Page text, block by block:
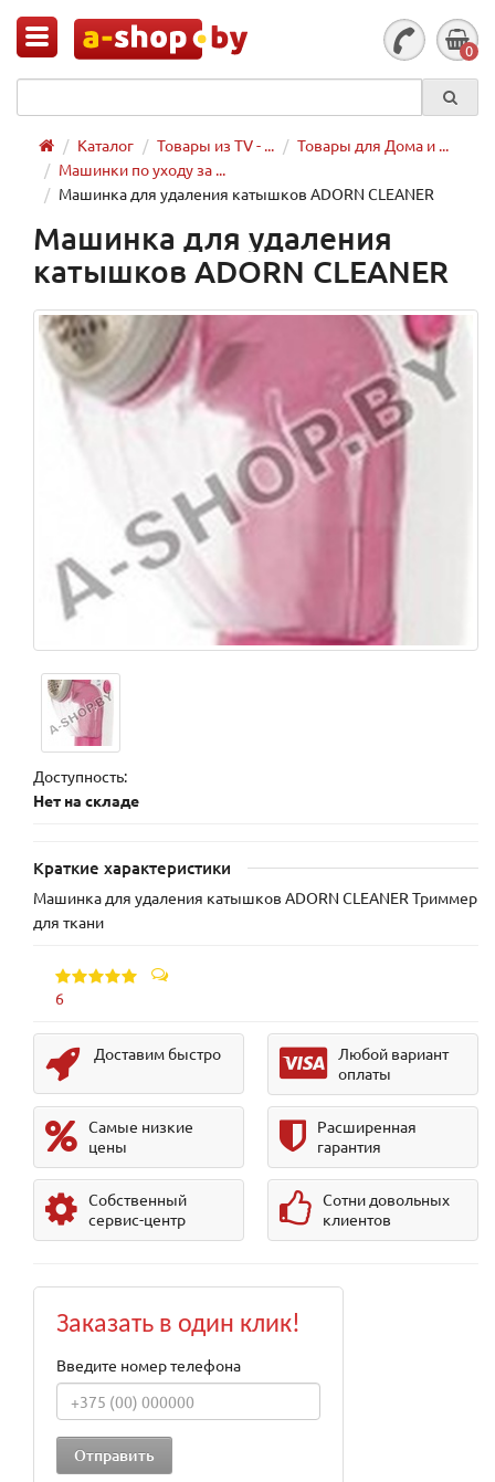
0
Каталог Товары из TV - ...
Товары для Дома и ...
Машинки по уходу за ...
Машинка для удаления катышков ADORN CLEANER
Машинка для удаления
катышков ADORN CLEANER
Доступность:
Нет на складе
Краткие характеристики
Машинка для удаления катышков ADORN CLEANER Триммер
для ткани
6
Доставим быстро
Любой вариант
оплаты
Самые низкие
цены
Расширенная
гарантия
Собственный
сервис-центр
Сотни довольных
клиентов
Заказать в один клик!
Введите номер телефона